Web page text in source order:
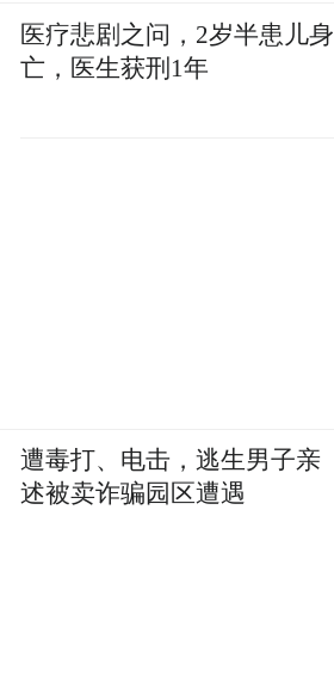
医疗悲剧之问，2岁半患儿身
亡，医生获刑1年
遭毒打、电击，逃生男子亲
述被卖诈骗园区遭遇